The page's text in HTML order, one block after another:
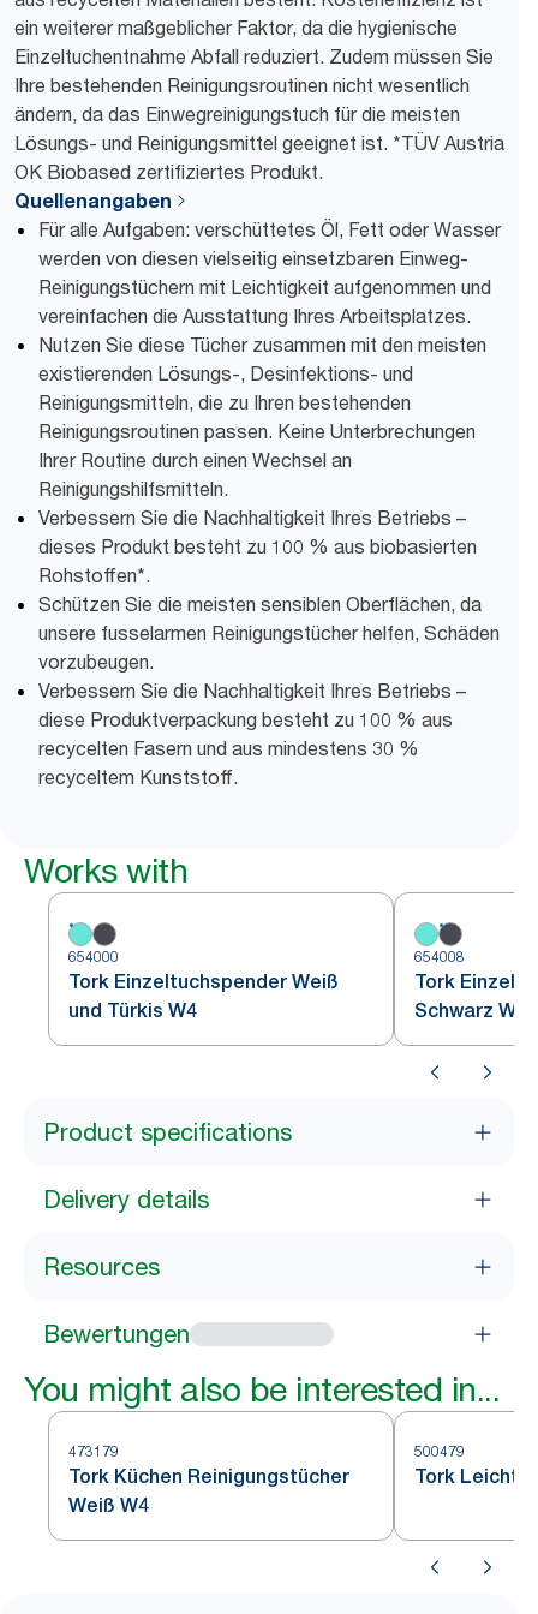
ein weiterer maßgeblicher Faktor, da die hygienische
Einzeltuchentnahme Abfall reduziert. Zudem müssen Sie
Ihre bestehenden Reinigungsroutinen nicht wesentlich
ändern, da das Einwegreinigungstuch für die meisten
Lösungs- und Reinigungsmittel geeignet ist. *TÜV Austria
OK Biobased zertifiziertes Produkt.
Quellenangaben
Für alle Aufgaben: verschüttetes Öl, Fett oder Wasser
werden von diesen vielseitig einsetzbaren Einweg-
Reinigungstüchern mit Leichtigkeit aufgenommen und
vereinfachen die Ausstattung Ihres Arbeitsplatzes.
Nutzen Sie diese Tücher zusammen mit den meisten
existierenden Lösungs-, Desinfektions- und
Reinigungsmitteln, die zu Ihren bestehenden
Reinigungsroutinen passen. Keine Unterbrechungen
Ihrer Routine durch einen Wechsel an
Reinigungshilfsmitteln.
Verbessern Sie die Nachhaltigkeit Ihres Betriebs –
dieses Produkt besteht zu 100 % aus biobasierten
Rohstoffen*.
Schützen Sie die meisten sensiblen Oberflächen, da
unsere fusselarmen Reinigungstücher helfen, Schäden
vorzubeugen.
Verbessern Sie die Nachhaltigkeit Ihres Betriebs –
diese Produktverpackung besteht zu 100 % aus
recycelten Fasern und aus mindestens 30 %
recyceltem Kunststoff.
Works with
654000
Tork Einzeltuchspender Weiß
und Türkis W4
654008
Tork
Schwarz W4
Product specifications
Delivery details
Resources
Bewertungen
You might also be interested in...
473179
Tork Küchen Reinigungstücher
Weiß W4
500479
Tork Leichte